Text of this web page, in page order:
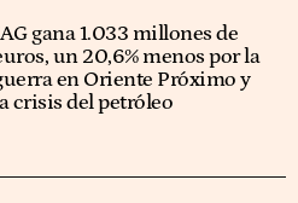
gana 1.033 millones de
un 20,6% menos por la
en Oriente Próximo y
crisis del petróleo